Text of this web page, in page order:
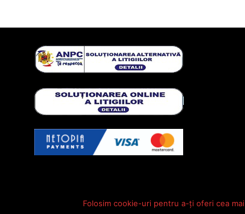
Folosim cookie-uri pentru a-ți oferi cea